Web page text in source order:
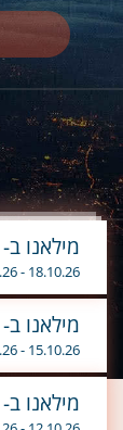
מילאנו ב-
18.10.26 - 22.10.26
מילאנו ב-
15.10.26 - 22.10.26
מילאנו ב-